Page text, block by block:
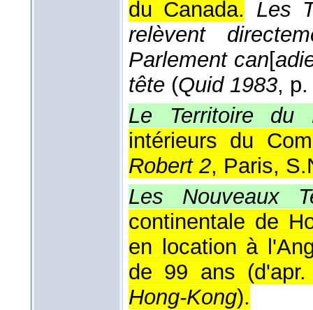
du Canada. Les
relèvent
Parlement can[
tête (Quid 1983,
Le Territoire du
intérieurs du
Robert 2, Paris,
Les Nouveaux
continentale de
en location à
de 99 ans (
Hong-Kong).